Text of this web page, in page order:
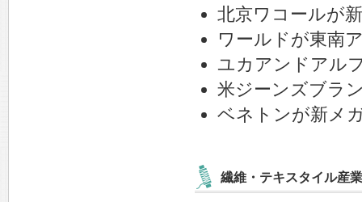
北京ワコールが
ワールドが東南
ユカアンドアル
米ジーンズブラ
ベネトンが新メ
繊維・テキスタイル産業